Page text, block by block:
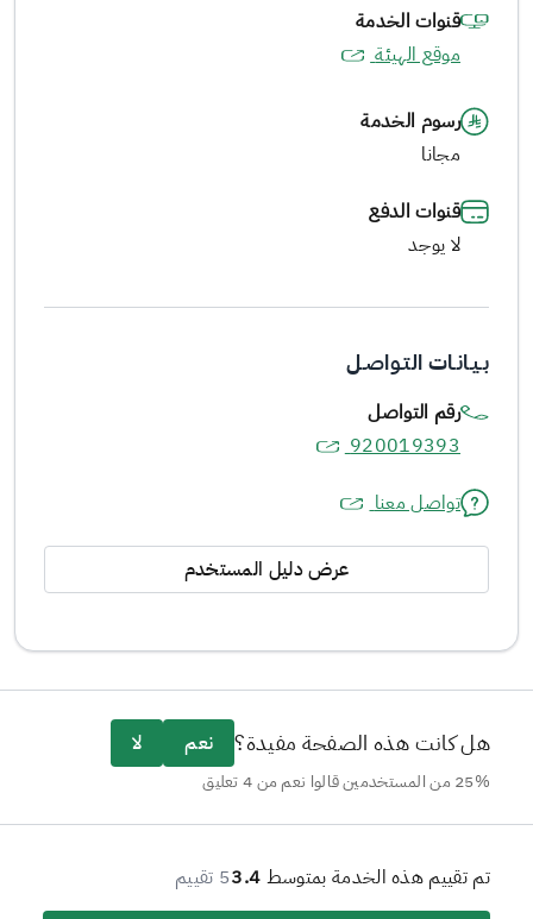
قنوات الخدمة
موقع الهيئة
رسوم الخدمة
مجانا
قنوات الدفع
لا يوجد
بـيـانـات التـواصـل
رقم التواصل
920019393
تواصل معنا
عرض دليل المستخدم
هل كانت هذه الصفحة مفيدة؟ نعم لا
25% من المستخدمين قالوا نعم من 4 تعليق
تم تقييم هذه الخدمة بمتوسط 3.45 تقييم